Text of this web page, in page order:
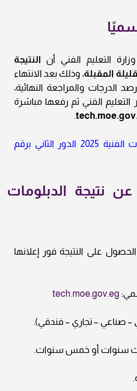
التعليم الفني أن النتيجة
المقبلة، وذلك بعد الانتهاء
الدرجات والمراجعة النهائية،
التعليم الفني ثم رفعها مباشرة
.
اقرأ أيضًا: رابط نتيجة الدبلومات الفنية 2025 الدور الثاني برقم
نتيجة الدبلومات
على النتيجة فور إعلانها
tech.moe.gov.eg
– صناعي – تجاري – فندقي).
سنوات أو خمس سنوات.